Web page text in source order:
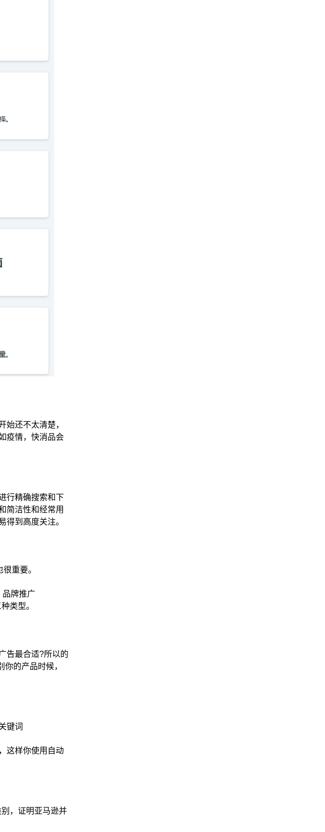
始还不太清楚，
疫情，快消品会
行精确搜索和下
简洁性和经常用
得到高度关注。
重要。
品牌推广
类型。
告最合适?所以的
的产品时候，
键词
这样你使用自动
，证明亚马逊并